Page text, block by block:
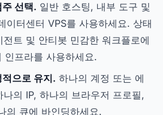
선택. 일반 호스팅, 내부 도구 및
이터센터 VPS를 사용하세요. 상태
트 및 안티봇 민감한 워크플로에
인프라를 사용하세요.
으로 유지. 하나의 계정 또는 에
의 IP, 하나의 브라우저 프로필,
의 큐에 바인딩하세요.